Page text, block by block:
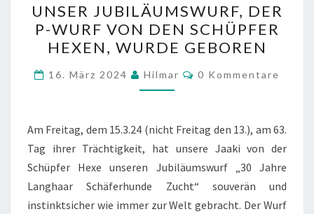
JUBILÄUMSWURF,
DER
P-
WURF
VON
SCHÜPFER
HEXEN,
WURDE
GEBOREN
UNSER JUBILÄUMSWURF, DER
P-WURF VON DEN SCHÜPFER
HEXEN, WURDE GEBOREN
16. März 2024 Hilmar Kommentare
0 Kommentare
Am Freitag, dem 15.3.24 (nicht Freitag den 13.), am 63.
Tag ihrer Trächtigkeit, hat unsere Jaaki von der
Schüpfer Hexe unseren Jubiläumswurf „30 Jahre
Langhaar Schäferhunde Zucht“ souverän und
instinktsicher wie immer zur Welt gebracht. Der Wurf